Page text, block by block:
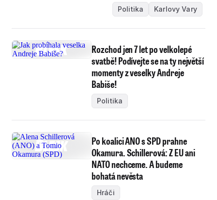
Politika Karlovy Vary
Rozchod jen 7 let po velkolepé
svatbě! Podívejte se na ty největší
momenty z veselky Andreje
Babiše!
Politika
Po koalici ANO s SPD prahne
Okamura. Schillerová: Z EU ani
NATO nechceme. A budeme
bohatá nevěsta
Hráči